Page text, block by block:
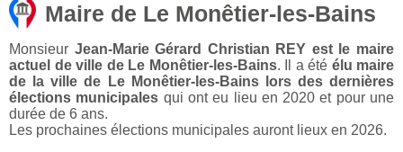
Maire de Le Monêtier-les-Bains
Monsieur Jean-Marie Gérard Christian REY est le maire
actuel de ville de Le Monêtier-les-Bains. Il a été élu maire
de la ville de Le Monêtier-les-Bains lors des dernières
élections municipales qui ont eu lieu en 2020 et pour une
durée de 6 ans.
Les prochaines élections municipales auront lieux en 2026.